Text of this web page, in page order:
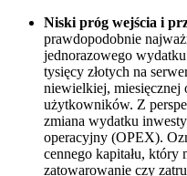
Niski próg wejścia i
prawdopodobnie
jednorazowego
tysięcy złotych na
niewielkiej, miesięcznej
użytkowników. Z
zmiana wydatku
operacyjny (OPEX).
cennego kapitału, który
zatowarowanie czy